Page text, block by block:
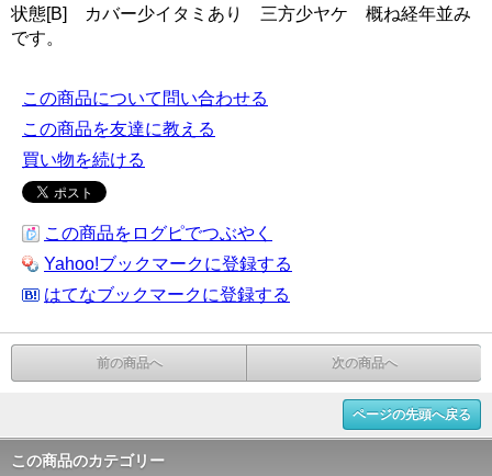
状態[B] カバー少イタミあり 三方少ヤケ 概ね経年並み
です。
この商品について問い合わせる
この商品を友達に教える
買い物を続ける
この商品をログピでつぶやく
Yahoo!ブックマークに登録する
はてなブックマークに登録する
前の商品へ 次の商品へ
ページの先頭へ戻る
この商品のカテゴリー